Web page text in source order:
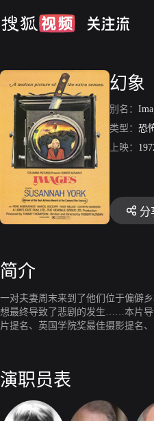
幻象
别名：
类型： 恐
上映：
分
简介
一对夫妻周末来到了他们位于偏僻
想最终导致了悲剧的发生……本片导
片提名、英国学院奖最佳摄影提名
演职员表